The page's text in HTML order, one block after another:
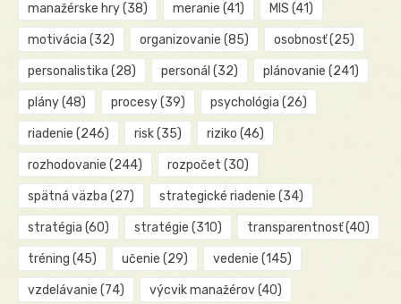
manažérske hry(38) meranie (41) MIS (41)
motivácia (32) organizovanie (85) osobnosť(25)
personalistika (28) personál (32) plánovanie (241)
plány(48) procesy(39) psychológia (26)
riadenie (246) risk(35) riziko (46)
rozhodovanie (244) rozpočet (30)
spätná väzba (27) strategické riadenie (34)
stratégia (60) stratégie (310) transparentnosť(40)
tréning (45) učenie (29) vedenie (145)
vzdelávanie (74) výcvik manažérov(40)